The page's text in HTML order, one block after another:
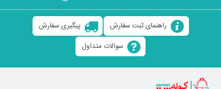
راهنمای ثبت سفارش
پیگیری سفارش
سوالات متداول